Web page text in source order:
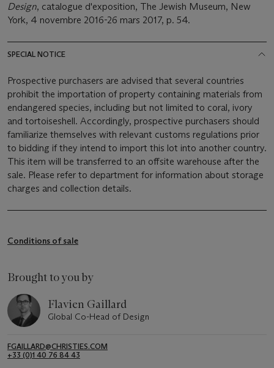
Design, catalogue d'exposition, The Jewish Museum, New
York, 4 novembre 2016-26 mars 2017, p. 54.
SPECIAL NOTICE
Prospective purchasers are advised that several countries
prohibit the importation of property containing materials from
endangered species, including but not limited to coral, ivory
and tortoiseshell. Accordingly, prospective purchasers should
familiarize themselves with relevant customs regulations prior
to bidding if they intend to import this lot into another country.
This item will be transferred to an offsite warehouse after the
sale. Please refer to department for information about storage
charges and collection details.
Conditions of sale
Brought to you by
Flavien Gaillard
Global Co-Head of Design
FGAILLARD@CHRISTIES.COM
+33 (0)1 40 76 84 43